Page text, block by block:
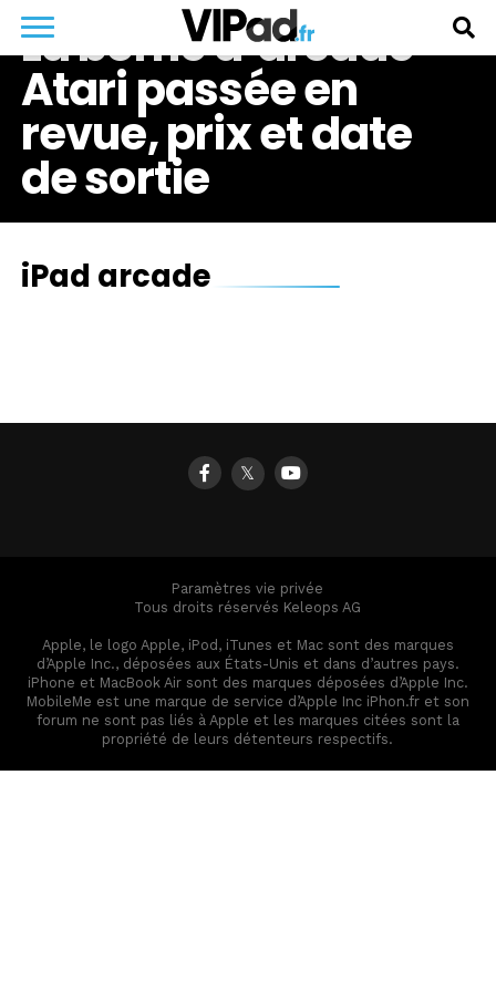
La borne d’arcade
Atari passée en
revue, prix et date
de sortie
iPad arcade
𝕏
Paramètres vie privée
Tous droits réservés Keleops AG
Apple, le logo Apple, iPod, iTunes et Mac sont des marques
d’Apple Inc., déposées aux États-Unis et dans d’autres pays.
iPhone et MacBook Air sont des marques déposées d’Apple Inc.
MobileMe est une marque de service d’Apple Inc iPhon.fr et son
forum ne sont pas liés à Apple et les marques citées sont la
propriété de leurs détenteurs respectifs.